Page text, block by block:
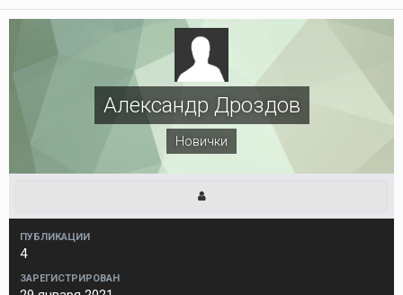
Александр Дроздов
Новички
ПУБЛИКАЦИИ
4
ЗАРЕГИСТРИРОВАН